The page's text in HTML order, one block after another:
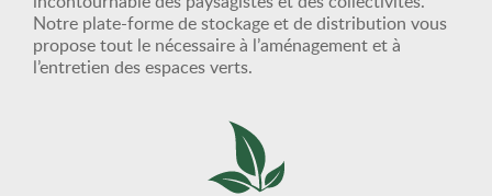
Notre plate-forme de stockage et de distribution vous
propose tout le nécessaire à l’aménagement et à
l’entretien des espaces verts.